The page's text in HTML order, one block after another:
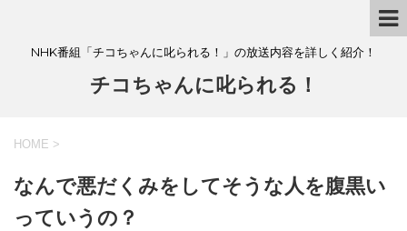
NHK番組「チコちゃんに叱られる！」の放送内容を詳しく紹介！
チコちゃんに叱られる！
HOME >
なんで悪だくみをしてそうな人を腹黒い
っていうの？